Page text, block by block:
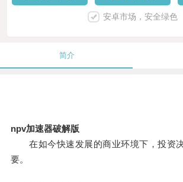
安卓市场，安全绿色
简介
npv加速器破解版
在如今快速发展的商业环境下，投资
要。